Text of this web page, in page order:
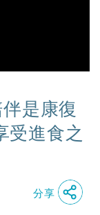
是康復
受進食之
分享